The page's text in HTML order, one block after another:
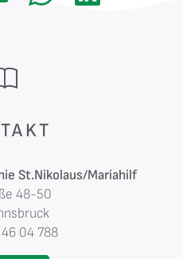
St.Nikolaus/Mariahilf
48-50
04 788